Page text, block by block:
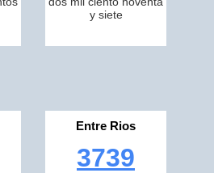
y siete
Entre Rios
3739